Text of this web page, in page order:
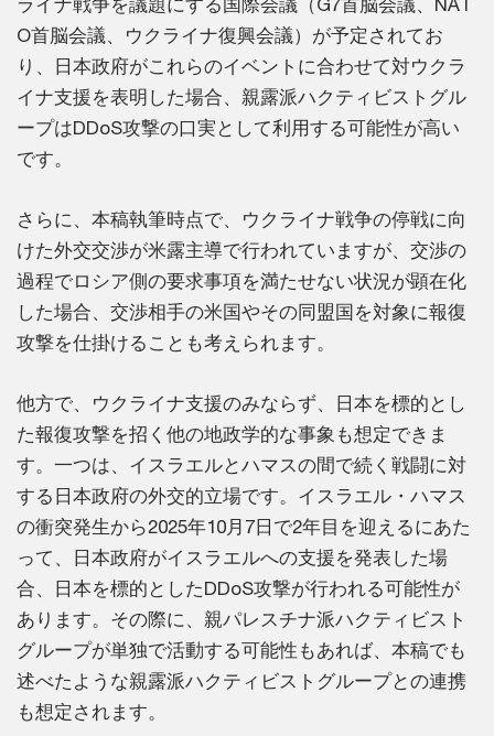
O首脳会議、ウクライナ復興会議）が予定されてお
り、日本政府がこれらのイベントに合わせて対ウクラ
イナ支援を表明した場合、親露派ハクティビストグル
ープはDDoS攻撃の口実として利用する可能性が高い
です。
さらに、本稿執筆時点で、ウクライナ戦争の停戦に向
けた外交交渉が米露主導で行われていますが、交渉の
過程でロシア側の要求事項を満たせない状況が顕在化
した場合、交渉相手の米国やその同盟国を対象に報復
攻撃を仕掛けることも考えられます。
他方で、ウクライナ支援のみならず、日本を標的とし
た報復攻撃を招く他の地政学的な事象も想定できま
す。一つは、イスラエルとハマスの間で続く戦闘に対
する日本政府の外交的立場です。イスラエル・ハマス
の衝突発生から2025年10月7日で2年目を迎えるにあた
って、日本政府がイスラエルへの支援を発表した場
合、日本を標的としたDDoS攻撃が行われる可能性が
あります。その際に、親パレスチナ派ハクティビスト
グループが単独で活動する可能性もあれば、本稿でも
述べたような親露派ハクティビストグループとの連携
も想定されます。